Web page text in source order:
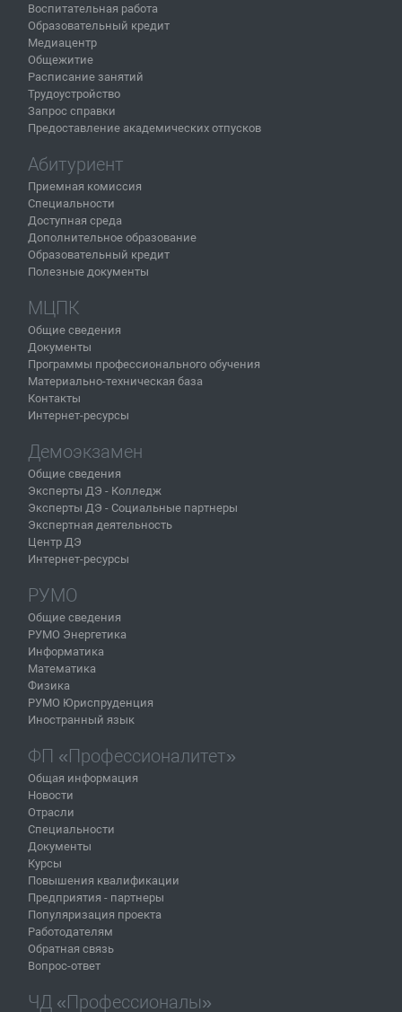
Воспитательная работа
Образовательный кредит
Медиацентр
Общежитие
Расписание занятий
Трудоустройство
Запрос справки
Предоставление академических отпусков
Абитуриент
Приемная комиссия
Специальности
Доступная среда
Дополнительное образование
Образовательный кредит
Полезные документы
МЦПК
Общие сведения
Документы
Программы профессионального обучения
Материально-техническая база
Контакты
Интернет-ресурсы
Демоэкзамен
Общие сведения
Эксперты ДЭ - Колледж
Эксперты ДЭ - Социальные партнеры
Экспертная деятельность
Центр ДЭ
Интернет-ресурсы
РУМО
Общие сведения
РУМО Энергетика
Информатика
Математика
Физика
РУМО Юриспруденция
Иностранный язык
ФП «Профессионалитет»
Общая информация
Новости
Отрасли
Специальности
Документы
Курсы
Повышения квалификации
Предприятия - партнеры
Популяризация проекта
Работодателям
Обратная связь
Вопрос-ответ
ЧД «Профессионалы»